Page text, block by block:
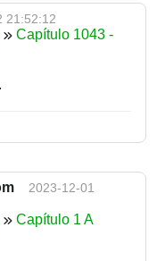
21:52:12
Capítulo 1043 -
2023-12-01
Capítulo 1 A